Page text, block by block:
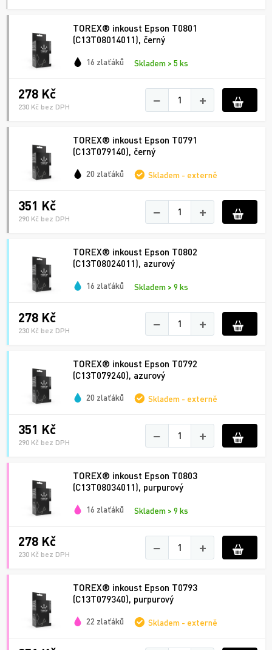
TOREX® inkoust Epson T0801
(C13T08014011), černý
16 zlaťáků Skladem > 5 ks
278 Kč
230 Kč bez DPH − +
TOREX® inkoust Epson T0791
(C13T079140), černý
20 zlaťáků Skladem - externě
351 Kč
290 Kč bez DPH − +
TOREX® inkoust Epson T0802
(C13T08024011), azurový
16 zlaťáků Skladem > 9 ks
278 Kč
230 Kč bez DPH − +
TOREX® inkoust Epson T0792
(C13T079240), azurový
20 zlaťáků Skladem - externě
351 Kč
290 Kč bez DPH − +
TOREX® inkoust Epson T0803
(C13T08034011), purpurový
16 zlaťáků Skladem > 9 ks
278 Kč
230 Kč bez DPH − +
TOREX® inkoust Epson T0793
(C13T079340), purpurový
22 zlaťáků Skladem - externě